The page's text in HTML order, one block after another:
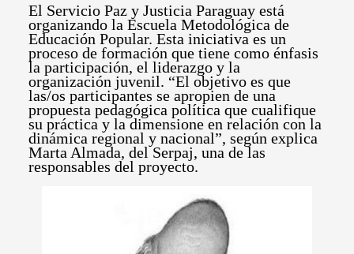
El Servicio Paz y Justicia Paraguay está
organizando la Escuela Metodológica de
Educación Popular. Esta iniciativa es un
proceso de formación que tiene como énfasis
la participación, el liderazgo y la
organización juvenil. “El objetivo es que
las/os participantes se apropien de una
propuesta pedagógica política que cualifique
su práctica y la dimensione en relación con la
dinámica regional y nacional”, según explica
Marta Almada, del Serpaj, una de las
responsables del proyecto.